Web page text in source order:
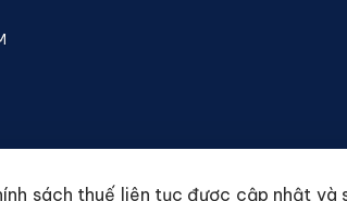
sách thuế liên tục được cập nhật và